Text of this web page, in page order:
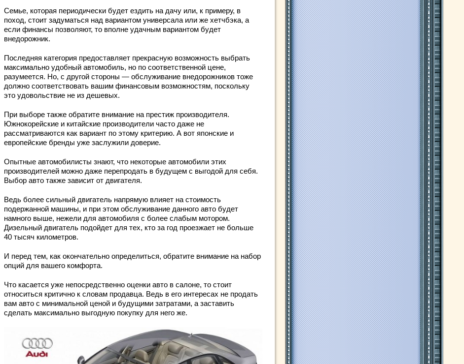
Семье, которая периодически будет ездить на дачу или, к примеру, в
поход, стоит задуматься над вариантом универсала или же хетчбэка, а
если финансы позволяют, то вполне удачным вариантом будет
внедорожник.
Последняя категория предоставляет прекрасную возможность выбрать
максимально удобный автомобиль, но по соответственной цене,
разумеется. Но, с другой стороны — обслуживание внедорожников тоже
должно соответствовать вашим финансовым возможностям, поскольку
это удовольствие не из дешевых.
При выборе также обратите внимание на престиж производителя.
Южнокорейские и китайские производители часто даже не
рассматриваются как вариант по этому критерию. А вот японские и
европейские бренды уже заслужили доверие.
Опытные автомобилисты знают, что некоторые автомобили этих
производителей можно даже перепродать в будущем с выгодой для себя.
Выбор авто также зависит от двигателя.
Ведь более сильный двигатель напрямую влияет на стоимость
подержанной машины, и при этом обслуживание данного авто будет
намного выше, нежели для автомобиля с более слабым мотором.
Дизельный двигатель подойдет для тех, кто за год проезжает не больше
40 тысяч километров.
И перед тем, как окончательно определиться, обратите внимание на набор
опций для вашего комфорта.
Что касается уже непосредственно оценки авто в салоне, то стоит
относиться критично к словам продавца. Ведь в его интересах не продать
вам авто с минимальной ценой и будущими затратами, а заставить
сделать максимально выгодную покупку для него же.